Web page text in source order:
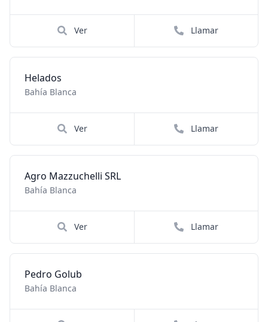
Ver Llamar
Helados
Bahía Blanca
Ver Llamar
Agro Mazzuchelli SRL
Bahía Blanca
Ver Llamar
Pedro Golub
Bahía Blanca